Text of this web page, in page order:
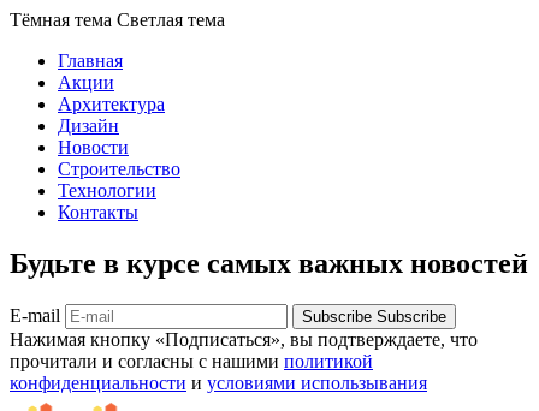
Тёмная тема Светлая тема
Главная
Акции
Архитектура
Дизайн
Новости
Строительство
Технологии
Контакты
Будьте в курсе самых важных новостей
E-mail Subscribe Subscribe
Нажимая кнопку «Подписаться», вы подтверждаете, что
прочитали и согласны с нашими политикой
конфиденциальности и условиями использывания